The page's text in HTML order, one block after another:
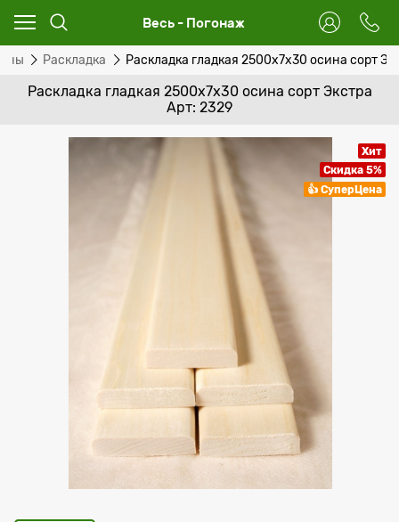
Весь - Погонаж
Раскладка Раскладка гладкая 2500x7x30 осина сорт
Раскладка гладкая 2500x7x30 осина сорт Экстра
Арт: 2329
Хит
Скидка 5%
👍 СуперЦена